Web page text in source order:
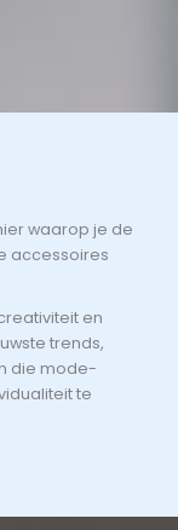
waarop je de
accessoires
en
trends,
die mode-
te